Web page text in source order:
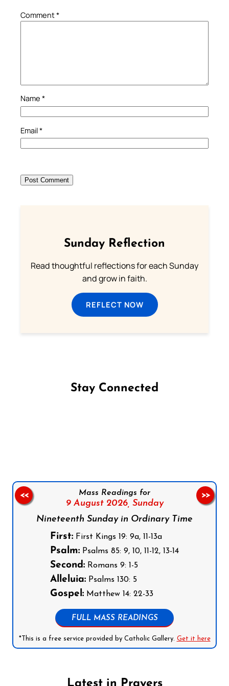
Comment*
Name *
Email*
Sunday Reflection
Read thoughtful reflections for each Sunday
and grow in faith.
REFLECT NOW
Stay Connected
Mass Readings for
9 August 2026, Sunday
Nineteenth Sunday in Ordinary Time
First: First Kings 19: 9a, 11-13a
Psalm: Psalms 85: 9, 10, 11-12, 13-14
Second: Romans 9: 1-5
Alleluia: Psalms 130: 5
Gospel: Matthew 14: 22-33
FULL MASS READINGS
*This is a free service provided by Catholic Gallery. Get it here
<< >>